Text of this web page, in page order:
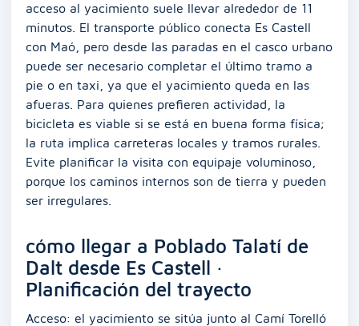
acceso al yacimiento suele llevar alrededor de 11
minutos. El transporte público conecta Es Castell
con Maó, pero desde las paradas en el casco urbano
puede ser necesario completar el último tramo a
pie o en taxi, ya que el yacimiento queda en las
afueras. Para quienes prefieren actividad, la
bicicleta es viable si se está en buena forma física;
la ruta implica carreteras locales y tramos rurales.
Evite planificar la visita con equipaje voluminoso,
porque los caminos internos son de tierra y pueden
ser irregulares.
cómo llegar a Poblado Talatí de
Dalt desde Es Castell ·
Planificación del trayecto
Acceso: el yacimiento se sitúa junto al Camí Torelló